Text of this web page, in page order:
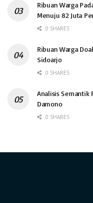
Ribuan Warga
Menuju 82 Juta
0 SHARES
Ribuan Warga
Sidoarjo
0 SHARES
Analisis Semantik
Damono
0 SHARES